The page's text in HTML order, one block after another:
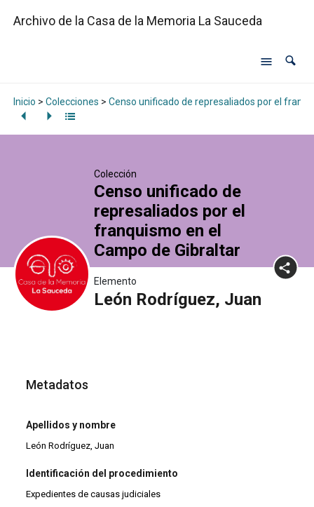
Archivo de la Casa de la Memoria La Sauceda
Inicio > Colecciones > Censo unificado de represaliados por el
Colección
Censo unificado de
represaliados por el
franquismo en el
Campo de Gibraltar
Elemento
León Rodríguez, Juan
Metadatos
Apellidos y nombre
León Rodríguez, Juan
Identificación del procedimiento
Expedientes de causas judiciales